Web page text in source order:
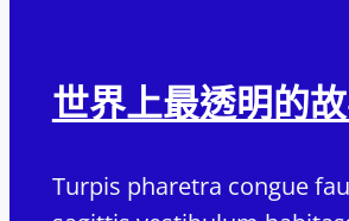
世界上最透明的
Turpis pharetra congue